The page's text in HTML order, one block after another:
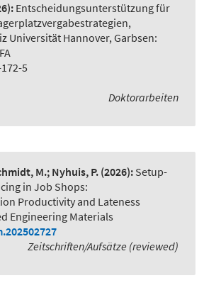
Entscheidungsunterstützung für
,
Universität Hannover, Garbsen:
5
Doktorarbeiten
M.; Nyhuis, P. (2026): Setup-
in Job Shops:
Productivity and Lateness
Engineering Materials
Zeitschriften/Aufsätze (reviewed)